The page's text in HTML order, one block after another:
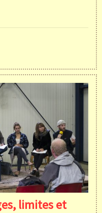
limites et